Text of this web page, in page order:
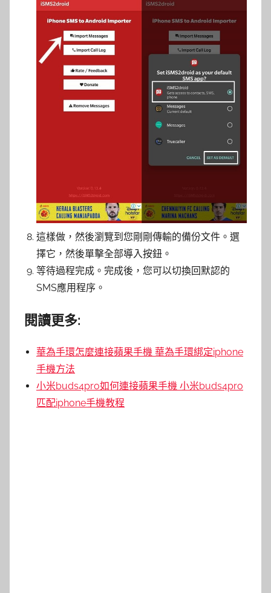
這樣做，然後瀏覽到您剛剛傳輸的備份文件。選
擇它，然後單擊全部導入按鈕。
等待過程完成。完成後，您可以切換回默認的
SMS應用程序。
閱讀更多:
華為手環怎麼連接蘋果手機 華為手環綁定iphone
手機方法
小米buds4pro如何連接蘋果手機 小米buds4pro
匹配iphone手機教程